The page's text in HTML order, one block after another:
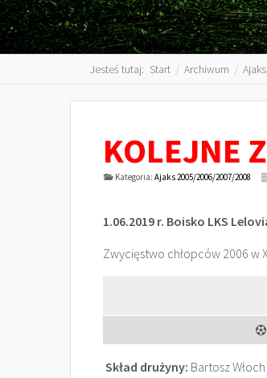
Jesteś tutaj: Start / Archiwum /
KOLEJNE
Kategoria: Ajaks 2005/2006/2007/2008
1.06.2019 r. Boisko LKS
Zwycięstwo chłopców 2006 w
Skład drużyny: Bartosz